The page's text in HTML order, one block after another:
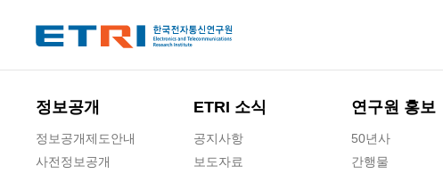
정보공개
정보공개제도안내
사전정보공개
ETRI 소식
공지사항
보도자료
연구원 홍보
50년사
간행물